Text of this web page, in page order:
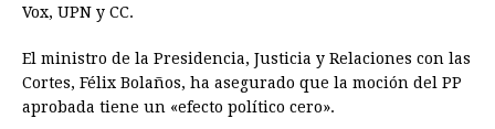
Vox, UPN y CC.
El ministro de la Presidencia, Justicia y Relaciones con las
Cortes, Félix Bolaños, ha asegurado que la moción del PP
aprobada tiene un «efecto político cero».